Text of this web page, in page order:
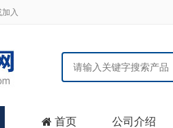
入
 首页 公司介绍